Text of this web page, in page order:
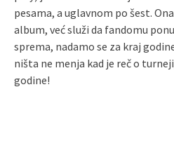
pesama, a uglavnom po šest.
album, već služi da fandomu
sprema, nadamo se za kraj
ništa ne menja kad je reč o
godine!